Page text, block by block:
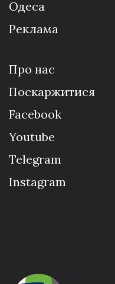
Одеса
Реклама
Про нас
Поскаржитися
Facebook
Youtube
Telegram
Instagram